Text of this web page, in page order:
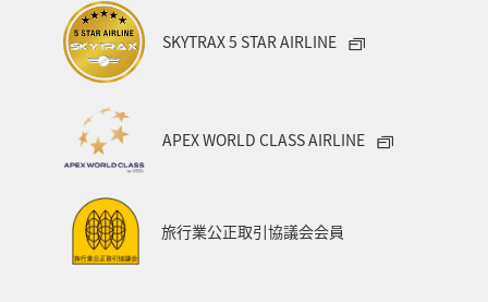
SKYTRAX 5 STAR AIRLINE
APEX WORLD CLASS AIRLINE
旅行業公正取引協議会会員